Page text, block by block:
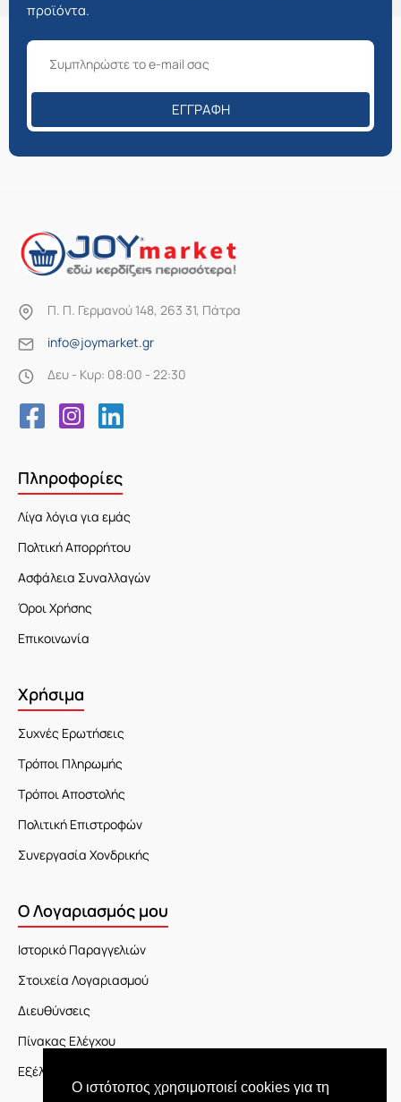
Ο ιστότοπος χρησιμοποιεί cookies για τη
προϊόντα.
ΕΓΓΡΑΦΉ
Π. Π. Γερμανού 148, 263 31, Πάτρα
info@joymarket.gr
Δευ - Κυρ: 08:00 - 22:30
Πληροφορίες
Λίγα λόγια για εμάς
Πολτική Απορρήτου
Ασφάλεια Συναλλαγών
Όροι Χρήσης
Επικοινωνία
Χρήσιμα
Συχνές Ερωτήσεις
Τρόποι Πληρωμής
Τρόποι Αποστολής
Πολιτική Επιστροφών
Συνεργασία Χονδρικής
Ο Λογαριασμός μου
Ιστορικό Παραγγελιών
Στοιχεία Λογαριασμού
Διευθύνσεις
Πίνακας Ελέγχου
Εξέλιξη Παραγγελίας